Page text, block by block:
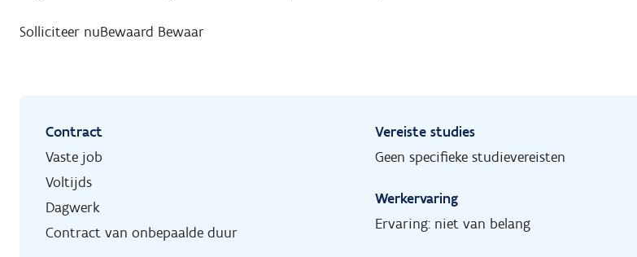
Solliciteer nuBewaard Bewaar
Contract
Vaste job
Voltijds
Dagwerk
Contract van onbepaalde duur
Vereiste studies
Geen specifieke studievereisten
Werkervaring
Ervaring: niet van belang